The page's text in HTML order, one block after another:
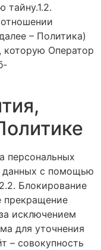
тайну.1.2.
– Политика)
которую Оператор
персональных
данных с помощью
Блокирование
прекращение
исключением
для уточнения
– совокупность